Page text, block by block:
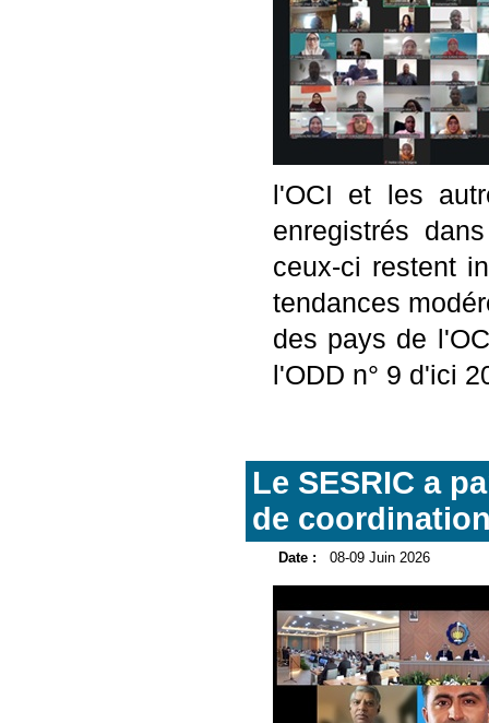
l'OCI et les
enregistrés
ceux-ci restent
tendances
des pays de
l'ODD n° 9 d'ici
Le SESRIC a
de
Date : 08-09 Juin 2026